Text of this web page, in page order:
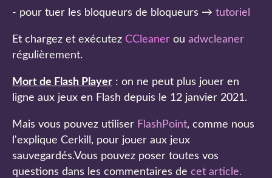
- pour tuer les bloqueurs de bloqueurs → tutoriel
Et chargez et exécutez CCleaner ou adwcleaner
régulièrement.
Mort de Flash Player : on ne peut plus jouer en
ligne aux jeux en Flash depuis le 12 janvier 2021.
Mais vous pouvez utiliser FlashPoint, comme nous
l'explique Cerkill, pour jouer aux jeux
sauvegardés.Vous pouvez poser toutes vos
questions dans les commentaires de cet article.